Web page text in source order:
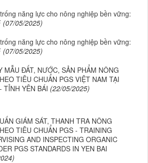
năng lực cho nông nghiệp bền vững:
(07/05/2025)
năng lực cho nông nghiệp bền vững:
(07/05/2025)
MẪU ĐẤT, NƯỚC, SẢN PHẨM NÔNG
TIÊU CHUẨN PGS VIỆT NAM TẠI
TỈNH YÊN BÁI (22/05/2025)
GIÁM SÁT, THANH TRA NÔNG
TIÊU CHUẨN PGS - TRAINING
AND INSPECTING ORGANIC
PGS STANDARDS IN YEN BAI